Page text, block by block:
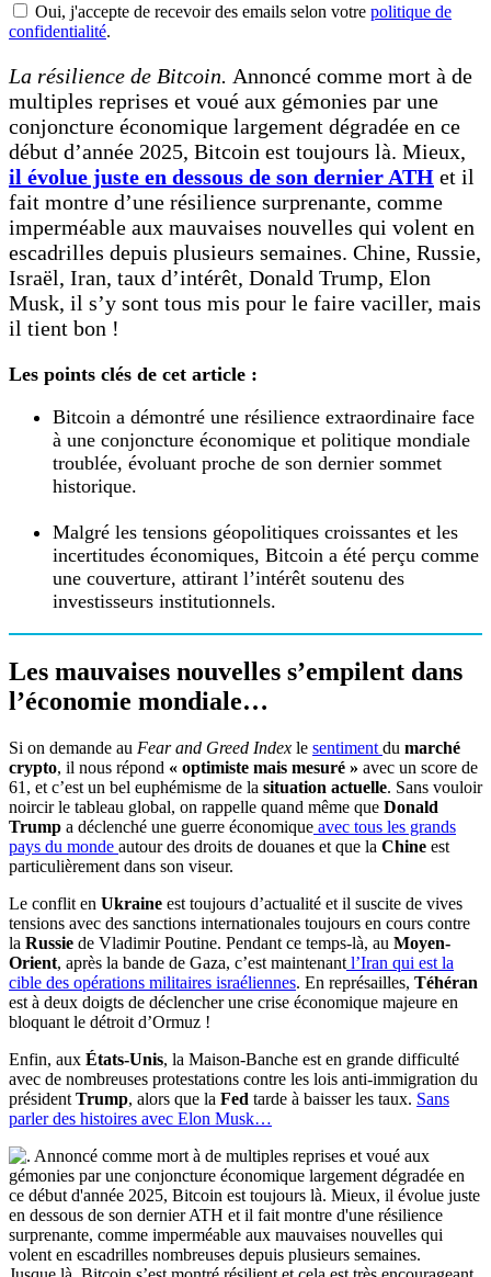
Oui, j'accepte de recevoir des emails selon votre politique de
confidentialité.
La résilience de Bitcoin. Annoncé comme mort à de
multiples reprises et voué aux gémonies par une
conjoncture économique largement dégradée en ce
début d’année 2025, Bitcoin est toujours là. Mieux,
il évolue juste en dessous de son dernier ATH et il
fait montre d’une résilience surprenante, comme
imperméable aux mauvaises nouvelles qui volent en
escadrilles depuis plusieurs semaines. Chine, Russie,
Israël, Iran, taux d’intérêt, Donald Trump, Elon
Musk, il s’y sont tous mis pour le faire vaciller, mais
il tient bon !
Les points clés de cet article :
Bitcoin a démontré une résilience extraordinaire face
à une conjoncture économique et politique mondiale
troublée, évoluant proche de son dernier sommet
historique.
Malgré les tensions géopolitiques croissantes et les
incertitudes économiques, Bitcoin a été perçu comme
une couverture, attirant l’intérêt soutenu des
investisseurs institutionnels.
Les mauvaises nouvelles s’empilent dans
l’économie mondiale…
Si on demande au Fear and Greed Index le sentiment du marché
crypto, il nous répond « optimiste mais mesuré » avec un score de
61, et c’est un bel euphémisme de la situation actuelle. Sans vouloir
noircir le tableau global, on rappelle quand même que Donald
Trump a déclenché une guerre économique avec tous les grands
pays du monde autour des droits de douanes et que la Chine est
particulièrement dans son viseur.
Le conflit en Ukraine est toujours d’actualité et il suscite de vives
tensions avec des sanctions internationales toujours en cours contre
la Russie de Vladimir Poutine. Pendant ce temps-là, au Moyen-
Orient, après la bande de Gaza, c’est maintenant l’Iran qui est la
cible des opérations militaires israéliennes. En représailles, Téhéran
est à deux doigts de déclencher une crise économique majeure en
bloquant le détroit d’Ormuz !
Enfin, aux États-Unis, la Maison-Banche est en grande difficulté
avec de nombreuses protestations contre les lois anti-immigration du
président Trump, alors que la Fed tarde à baisser les taux. Sans
parler des histoires avec Elon Musk…